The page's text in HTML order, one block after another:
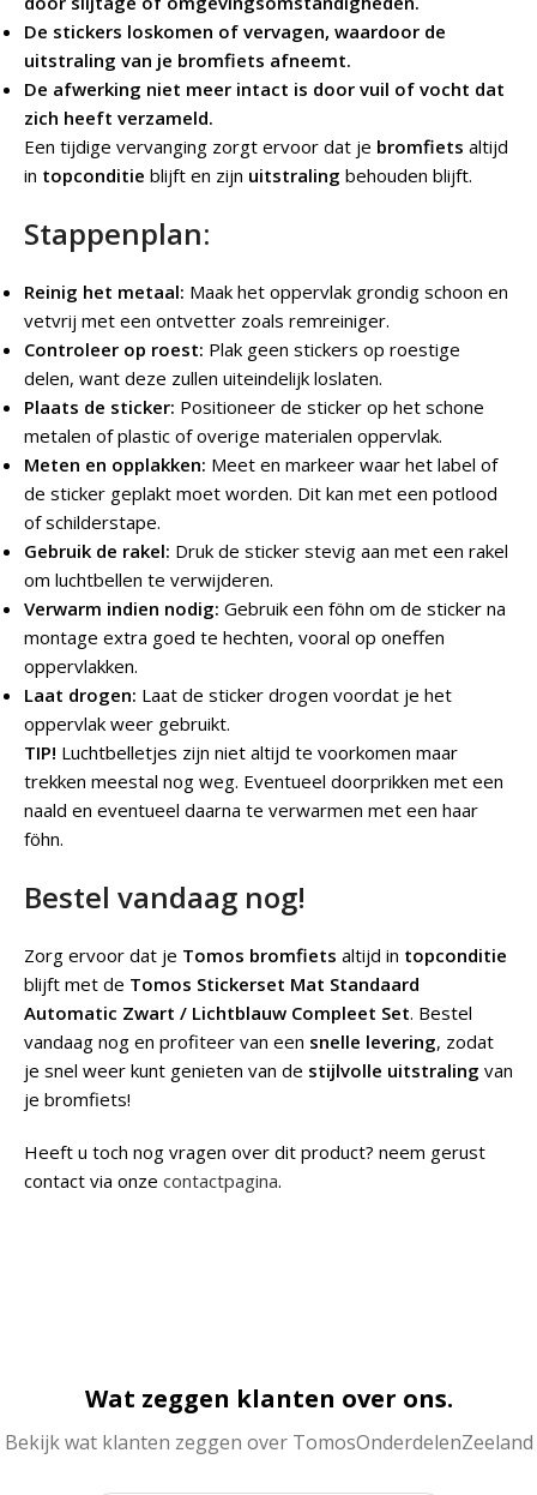
De stickers loskomen of vervagen, waardoor de
uitstraling van je bromfiets afneemt.
De afwerking niet meer intact is door vuil of vocht dat
zich heeft verzameld.
Een tijdige vervanging zorgt ervoor dat je bromfiets altijd
in topconditie blijft en zijn uitstraling behouden blijft.
Stappenplan:
Reinig het metaal: Maak het oppervlak grondig schoon en
vetvrij met een ontvetter zoals remreiniger.
Controleer op roest: Plak geen stickers op roestige
delen, want deze zullen uiteindelijk loslaten.
Plaats de sticker: Positioneer de sticker op het schone
metalen of plastic of overige materialen oppervlak.
Meten en opplakken: Meet en markeer waar het label of
de sticker geplakt moet worden. Dit kan met een potlood
of schilderstape.
Gebruik de rakel: Druk de sticker stevig aan met een rakel
om luchtbellen te verwijderen.
Verwarm indien nodig: Gebruik een föhn om de sticker na
montage extra goed te hechten, vooral op oneffen
oppervlakken.
Laat drogen: Laat de sticker drogen voordat je het
oppervlak weer gebruikt.
TIP! Luchtbelletjes zijn niet altijd te voorkomen maar
trekken meestal nog weg. Eventueel doorprikken met een
naald en eventueel daarna te verwarmen met een haar
föhn.
Bestel vandaag nog!
Zorg ervoor dat je Tomos bromfiets altijd in topconditie
blijft met de Tomos Stickerset Mat Standaard
Automatic Zwart / Lichtblauw Compleet Set. Bestel
vandaag nog en profiteer van een snelle levering, zodat
je snel weer kunt genieten van de stijlvolle uitstraling van
je bromfiets!
Heeft u toch nog vragen over dit product? neem gerust
contact via onze contactpagina.
Wat zeggen klanten over ons.
Bekijk wat klanten zeggen over TomosOnderdelenZeeland